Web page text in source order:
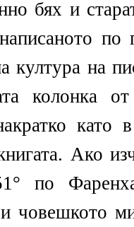
бях и
по
култура на
колонка
като
Ако
по
човешкото